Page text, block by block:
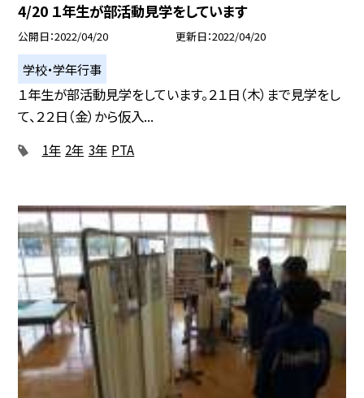
4/20 １年生が部活動見学をしています
公開日 2022/04/20 更新日 2022/04/20
学校・学年行事
１年生が部活動見学をしています。２１日（木）まで見学をし
て、２２日（金）から仮入...
1年 2年 3年 PTA